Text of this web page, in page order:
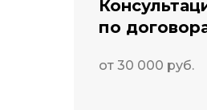
по
от 30 000 руб.